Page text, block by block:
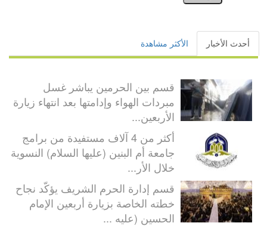
أحدث الأخبار الأكثر مشاهدة
قسم بين الحرمين يباشر غسل
مبردات الهواء وإدامتها بعد انتهاء زيارة
الأربعين...
أكثر من 4 آلاف مستفيدة من برامج
جامعة أم البنين (عليها السلام) النسوية
خلال الأر...
قسم إدارة الحرم الشريف يؤكّد نجاح
خطته الخاصة بزيارة أربعين الإمام
الحسين (عليه ...